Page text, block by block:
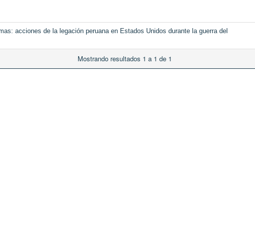
acciones de la legación peruana en Estados Unidos durante la guerra del
Mostrando resultados 1 a 1 de 1